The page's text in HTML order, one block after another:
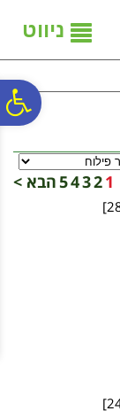
ניווט
1
2
3
4
5הבא >